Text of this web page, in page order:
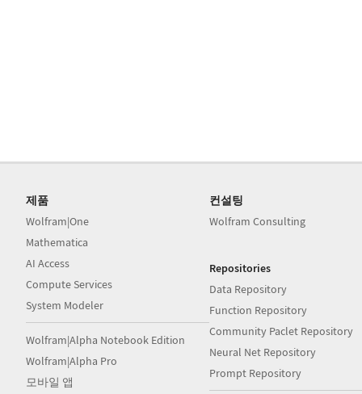
제품
Wolfram|One
Mathematica
AI Access
Compute Services
System Modeler
Wolfram|Alpha Notebook Edition
Wolfram|Alpha Pro
모바일 앱
컨설팅
Wolfram Consulting
Repositories
Data Repository
Function Repository
Community Paclet Repository
Neural Net Repository
Prompt Repository